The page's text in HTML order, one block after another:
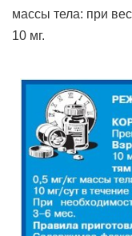
массы тела: при
10 мг.